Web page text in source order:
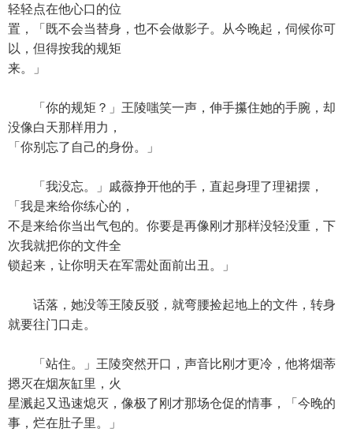
轻轻点在他心口的位
置，「既不会当替身，也不会做影子。从今晚起，伺候你可
以，但得按我的规矩
来。」
「你的规矩？」王陵嗤笑一声，伸手攥住她的手腕，却
没像白天那样用力，
「你别忘了自己的身份。」
「我没忘。」戚薇挣开他的手，直起身理了理裙摆，
「我是来给你练心的，
不是来给你当出气包的。你要是再像刚才那样没轻没重，下
次我就把你的文件全
锁起来，让你明天在军需处面前出丑。」
话落，她没等王陵反驳，就弯腰捡起地上的文件，转身
就要往门口走。
「站住。」王陵突然开口，声音比刚才更冷，他将烟蒂
摁灭在烟灰缸里，火
星溅起又迅速熄灭，像极了刚才那场仓促的情事，「今晚的
事，烂在肚子里。」